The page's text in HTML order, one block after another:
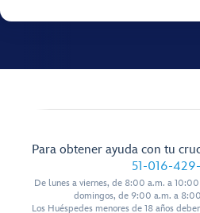
Para obtener ayuda con tu
51-016-
De lunes a viernes, de 8:00 a.m. a
domingos, de 9:00 a.m. a
Los Huéspedes menores de 18 años